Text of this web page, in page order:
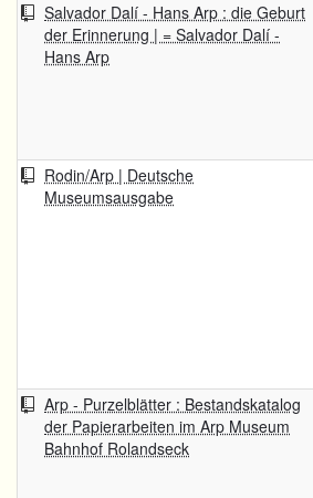
Salvador Dalí - Hans Arp : die Geburt
der Erinnerung | = Salvador Dalí -
Hans Arp
Rodin/Arp | Deutsche
Museumsausgabe
Arp - Purzelblätter : Bestandskatalog
der Papierarbeiten im Arp Museum
Bahnhof Rolandseck